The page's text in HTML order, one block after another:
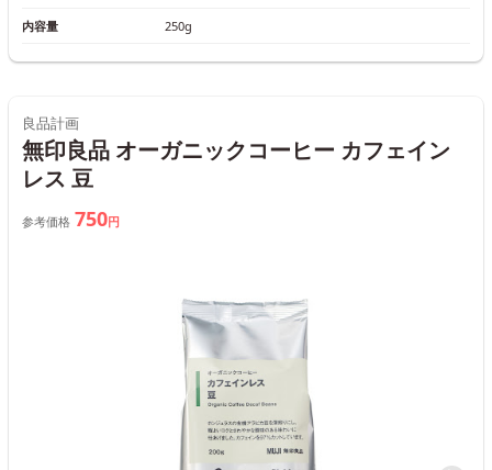
内容量 250g
良品計画
無印良品 オーガニックコーヒー カフェイン
レス 豆
参考価格 750円